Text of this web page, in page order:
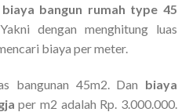
biaya bangun rumah type 45
dengan menghitung luas
biaya per meter.
bangunan 45m2. Dan biaya
per m2 adalah Rp. 3.000.000.